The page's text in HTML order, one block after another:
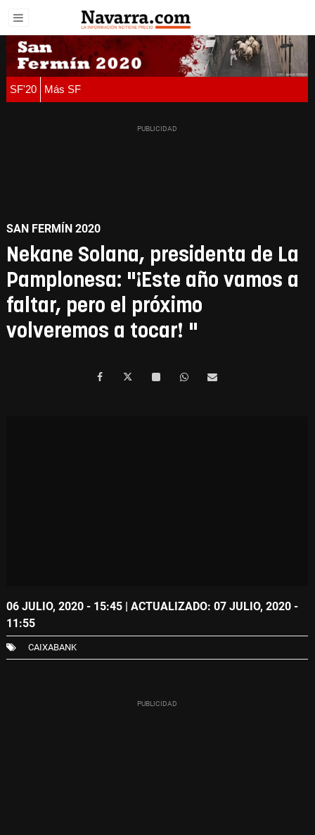
SF'20 Más SF
SAN FERMÍN 2020
Nekane Solana, presidenta de La
Pamplonesa: "¡Este año vamos a
faltar, pero el próximo
volveremos a tocar! "
06 JULIO, 2020 - 15:45 | ACTUALIZADO: 07 JULIO, 2020 -
11:55
CAIXABANK